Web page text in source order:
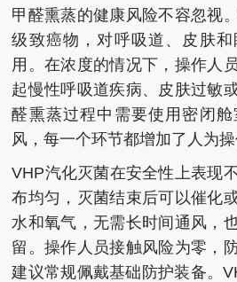
甲醛熏蒸的健康风险不容忽视
级致癌物，对呼吸道、皮肤
用。在浓度的情况下，操作人
起慢性呼吸道疾病、皮肤过敏
醛熏蒸过程中需要使用密闭
风，每一个环节都增加了人为操
VHP汽化灭菌在安全性上表现
布均匀，灭菌结束后可以催化
水和氧气，无需长时间通风，
留。操作人员接触风险为零，
建议常规佩戴基础防护装备。